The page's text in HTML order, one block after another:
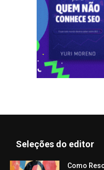
Seleções do editor
Como